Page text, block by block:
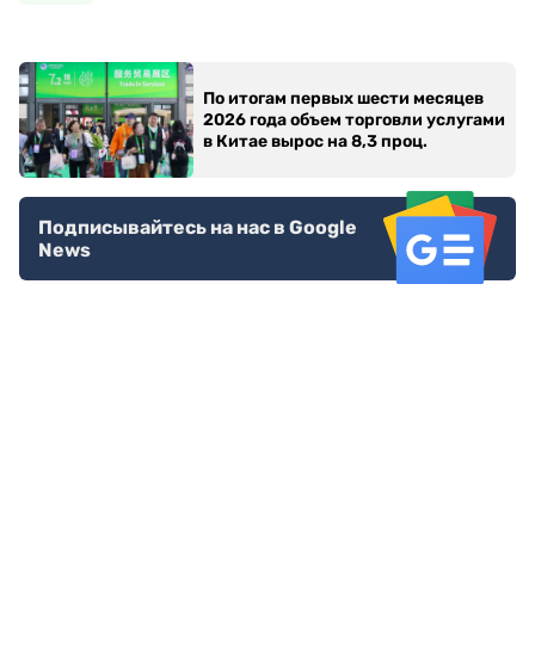
По итогам первых шести месяцев
2026 года объем торговли услугами
в Китае вырос на 8,3 проц.
Подписывайтесь на нас в Google
News